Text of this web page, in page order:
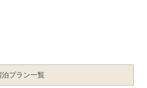
泊プラン一覧